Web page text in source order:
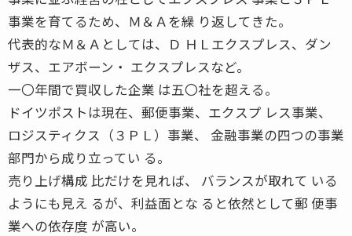
事業を育てるため、Ｍ＆Ａを繰 り返してきた。
代表的なＭ＆Ａとしては、Ｄ ＨＬエクスプレス、ダン
ザス、エアボーン・ エクスプレスなど。
一〇年間で買収した企業 は五〇社を超える。
ドイツポストは現在、郵便事業、エクスプ レス事業、
ロジスティクス（３ＰＬ）事業、 金融事業の四つの事業
部門から成り立ってい る。
売り上げ構成 比だけを見れば、 バランスが取れて いる
ようにも見え るが、利益面とな ると依然として郵 便事
業への依存度 が高い。